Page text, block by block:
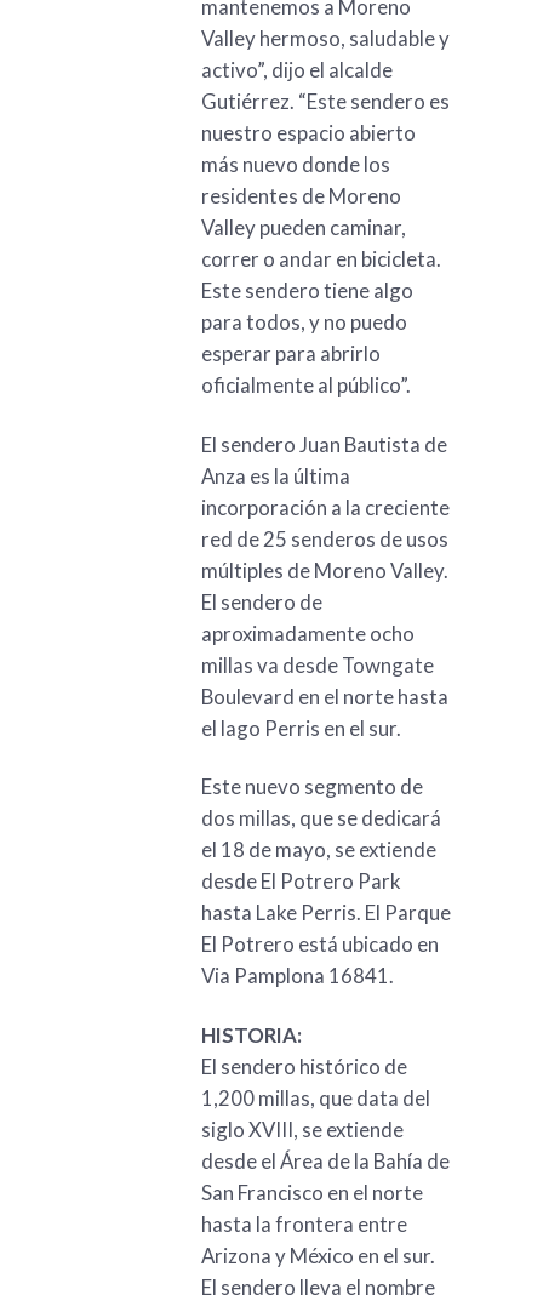
mantenemos a Moreno
Valley hermoso, saludable y
activo”, dijo el alcalde
Gutiérrez. “Este sendero es
nuestro espacio abierto
más nuevo donde los
residentes de Moreno
Valley pueden caminar,
correr o andar en bicicleta.
Este sendero tiene algo
para todos, y no puedo
esperar para abrirlo
oficialmente al público”.
El sendero Juan Bautista de
Anza es la última
incorporación a la creciente
red de 25 senderos de usos
múltiples de Moreno Valley.
El sendero de
aproximadamente ocho
millas va desde Towngate
Boulevard en el norte hasta
el lago Perris en el sur.
Este nuevo segmento de
dos millas, que se dedicará
el 18 de mayo, se extiende
desde El Potrero Park
hasta Lake Perris. El Parque
El Potrero está ubicado en
Via Pamplona 16841.
HISTORIA:
El sendero histórico de
1,200 millas, que data del
siglo XVIII, se extiende
desde el Área de la Bahía de
San Francisco en el norte
hasta la frontera entre
Arizona y México en el sur.
El sendero lleva el nombre